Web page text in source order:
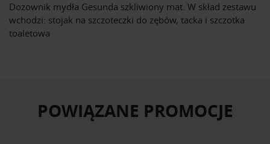
Dozownik mydła Gesunda szkliwiony mat. W skład zestawu
wchodzi: stojak na szczoteczki do zębów, tacka i szczotka
toaletowa
POWIĄZANE PROMOCJE